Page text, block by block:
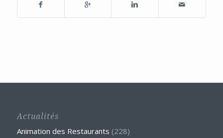
Actualités
Animation des Restaurants (228)